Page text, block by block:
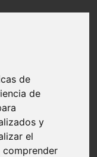
de
de
y
el
que